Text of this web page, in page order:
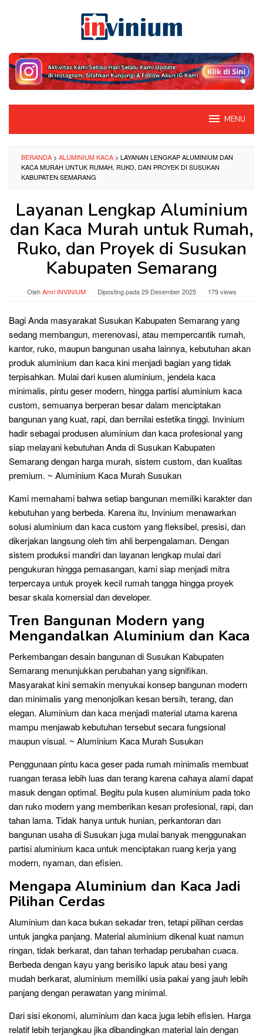
MENU
BERANDA > ALUMINIUM KACA > LAYANAN LENGKAP ALUMINIUM DAN
KACA MURAH UNTUK RUMAH, RUKO, DAN PROYEK DI SUSUKAN
KABUPATEN SEMARANG
Layanan Lengkap Aluminium
dan Kaca Murah untuk Rumah,
Ruko, dan Proyek di Susukan
Kabupaten Semarang
OlehAmri INVINIUM Diposting pada29 Desember 2025 179 views
Bagi Anda masyarakat Susukan Kabupaten Semarang yang
sedang membangun, merenovasi, atau mempercantik rumah,
kantor, ruko, maupun bangunan usaha lainnya, kebutuhan akan
produk aluminium dan kaca kini menjadi bagian yang tidak
terpisahkan. Mulai dari kusen aluminium, jendela kaca
minimalis, pintu geser modern, hingga partisi aluminium kaca
custom, semuanya berperan besar dalam menciptakan
bangunan yang kuat, rapi, dan bernilai estetika tinggi. Invinium
hadir sebagai produsen aluminium dan kaca profesional yang
siap melayani kebutuhan Anda di Susukan Kabupaten
Semarang dengan harga murah, sistem custom, dan kualitas
premium. ~ Aluminium Kaca Murah Susukan
Kami memahami bahwa setiap bangunan memiliki karakter dan
kebutuhan yang berbeda. Karena itu, Invinium menawarkan
solusi aluminium dan kaca custom yang fleksibel, presisi, dan
dikerjakan langsung oleh tim ahli berpengalaman. Dengan
sistem produksi mandiri dan layanan lengkap mulai dari
pengukuran hingga pemasangan, kami siap menjadi mitra
terpercaya untuk proyek kecil rumah tangga hingga proyek
besar skala komersial dan developer.
Tren Bangunan Modern yang
Mengandalkan Aluminium dan Kaca
Perkembangan desain bangunan di Susukan Kabupaten
Semarang menunjukkan perubahan yang signifikan.
Masyarakat kini semakin menyukai konsep bangunan modern
dan minimalis yang menonjolkan kesan bersih, terang, dan
elegan. Aluminium dan kaca menjadi material utama karena
mampu menjawab kebutuhan tersebut secara fungsional
maupun visual. ~ Aluminium Kaca Murah Susukan
Penggunaan pintu kaca geser pada rumah minimalis membuat
ruangan terasa lebih luas dan terang karena cahaya alami dapat
masuk dengan optimal. Begitu pula kusen aluminium pada toko
dan ruko modern yang memberikan kesan profesional, rapi, dan
tahan lama. Tidak hanya untuk hunian, perkantoran dan
bangunan usaha di Susukan juga mulai banyak menggunakan
partisi aluminium kaca untuk menciptakan ruang kerja yang
modern, nyaman, dan efisien.
Mengapa Aluminium dan Kaca Jadi
Pilihan Cerdas
Aluminium dan kaca bukan sekadar tren, tetapi pilihan cerdas
untuk jangka panjang. Material aluminium dikenal kuat namun
ringan, tidak berkarat, dan tahan terhadap perubahan cuaca.
Berbeda dengan kayu yang berisiko lapuk atau besi yang
mudah berkarat, aluminium memiliki usia pakai yang jauh lebih
panjang dengan perawatan yang minimal.
Dari sisi ekonomi, aluminium dan kaca juga lebih efisien. Harga
relatif lebih terjangkau jika dibandingkan material lain dengan